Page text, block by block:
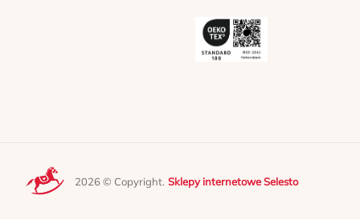
2026 © Copyright. Sklepy internetowe Selesto